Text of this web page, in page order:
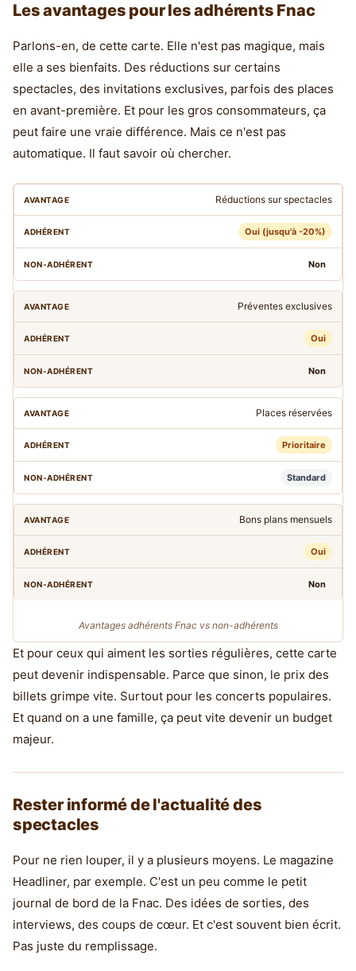
Les avantages pour les adhérents Fnac
Parlons-en, de cette carte. Elle n'est pas magique, mais
elle a ses bienfaits. Des réductions sur certains
spectacles, des invitations exclusives, parfois des places
en avant-première. Et pour les gros consommateurs, ça
peut faire une vraie différence. Mais ce n'est pas
automatique. Il faut savoir où chercher.
Avantages adhérents Fnac vs non-adhérents
Réductions sur spectacles
Oui (jusqu'à -20%)
Non
Préventes exclusives
Oui
Non
Places réservées
Prioritaire
Standard
Bons plans mensuels
Oui
Non
Et pour ceux qui aiment les sorties régulières, cette carte
peut devenir indispensable. Parce que sinon, le prix des
billets grimpe vite. Surtout pour les concerts populaires.
Et quand on a une famille, ça peut vite devenir un budget
majeur.
Rester informé de l'actualité des
spectacles
Pour ne rien louper, il y a plusieurs moyens. Le magazine
Headliner, par exemple. C'est un peu comme le petit
journal de bord de la Fnac. Des idées de sorties, des
interviews, des coups de cœur. Et c'est souvent bien écrit.
Pas juste du remplissage.